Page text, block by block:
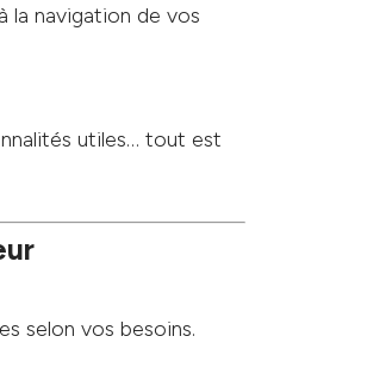
la navigation de vos
utiles… tout est
selon vos besoins.